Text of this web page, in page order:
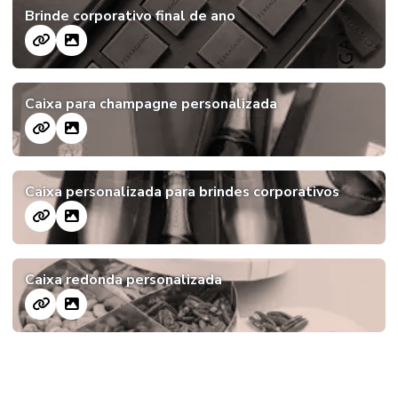
Brinde corporativo final de ano
Caixa para champagne personalizada
Caixa personalizada para brindes corporativos
Caixa redonda personalizada